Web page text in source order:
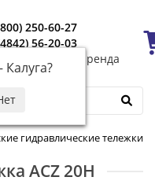
Калуга?
250-60-27
56-20-03
аренда
гидравлические тележки
ACZ 20H